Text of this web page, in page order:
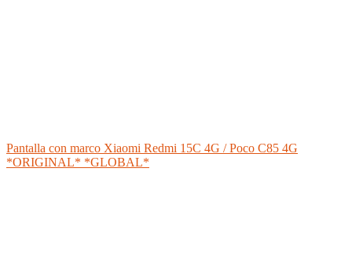
Pantalla con marco Xiaomi Redmi 15C 4G / Poco C85 4G
*ORIGINAL* *GLOBAL*